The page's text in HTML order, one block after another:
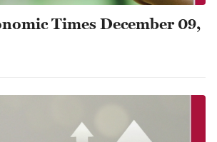
Times December 09,